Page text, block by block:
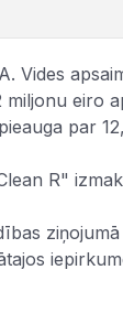
Vides
eiro
par
R"